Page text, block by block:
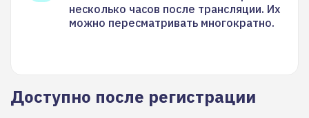
несколько часов после трансляции. Их
можно пересматривать многократно.
Доступно после регистрации